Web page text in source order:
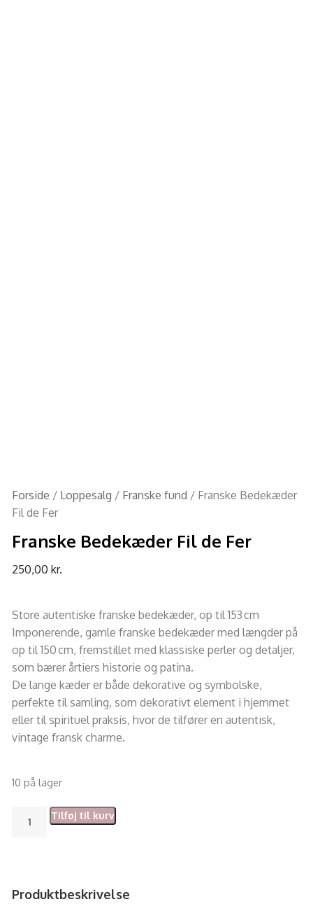
Forside / Loppesalg / Franske fund / Franske Bedekæder
Fil de Fer
Franske Bedekæder Fil de Fer
250,00 kr.
Store autentiske franske bedekæder, op til 153 cm
Imponerende, gamle franske bedekæder med længder på
op til 150 cm, fremstillet med klassiske perler og detaljer,
som bærer årtiers historie og patina.
De lange kæder er både dekorative og symbolske,
perfekte til samling, som dekorativt element i hjemmet
eller til spirituel praksis, hvor de tilfører en autentisk,
vintage fransk charme.
10 på lager
Tilføj til kurv
Produktbeskrivelse